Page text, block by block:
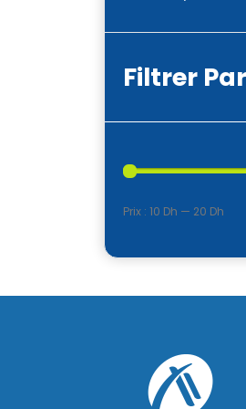
Filtrer
Prix : 10 Dh — 20 Dh